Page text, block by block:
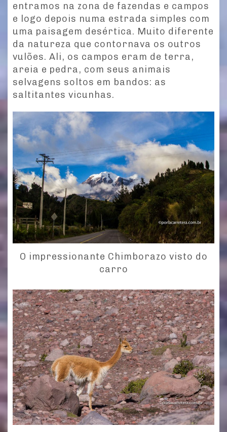
entramos na zona de fazendas e campos
e logo depois numa estrada simples com
uma paisagem desértica. Muito diferente
da natureza que contornava os outros
vulões. Ali, os campos eram de terra,
areia e pedra, com seus animais
selvagens soltos em bandos: as
saltitantes vicunhas.
O impressionante Chimborazo visto do
carro